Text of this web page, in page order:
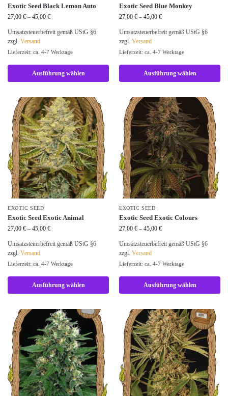
Exotic Seed Black Lemon Auto
27,00 € – 45,00 €
Umsatzsteuerbefreit gemäß UStG §6
zzgl. Versand
Lieferzeit: ca. 4-7 Werktage
Ausführung wählen
Exotic Seed Blue Monkey
27,00 € – 45,00 €
Umsatzsteuerbefreit gemäß UStG §6
zzgl. Versand
Lieferzeit: ca. 4-7 Werktage
Ausführung wählen
EXOTIC SEED
Exotic Seed Exotic Animal
27,00 € – 45,00 €
Umsatzsteuerbefreit gemäß UStG §6
zzgl. Versand
Lieferzeit: ca. 4-7 Werktage
Ausführung wählen
EXOTIC SEED
Exotic Seed Exotic Colours
27,00 € – 45,00 €
Umsatzsteuerbefreit gemäß UStG §6
zzgl. Versand
Lieferzeit: ca. 4-7 Werktage
Ausführung wählen